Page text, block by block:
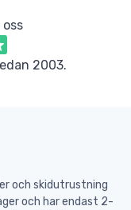
oss
2003.
och skidutrustning
och har endast 2-